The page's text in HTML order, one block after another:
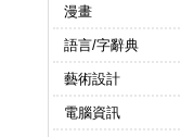
漫畫
語言/字辭典
藝術設計
電腦資訊